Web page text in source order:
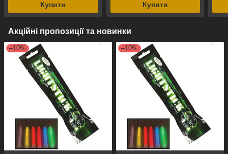
Купити Купити
Акційні пропозиції та новинки
–10% –10%